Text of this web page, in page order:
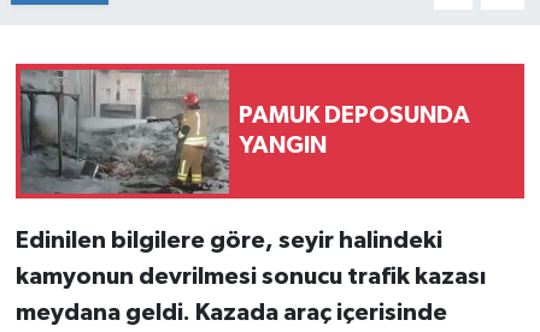
PAMUK DEPOSUNDA
YANGIN
Edinilen bilgilere göre, seyir halindeki
kamyonun devrilmesi sonucu trafik kazası
meydana geldi. Kazada araç içerisinde